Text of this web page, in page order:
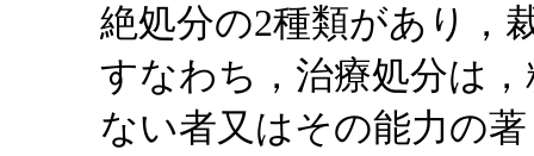
絶処分の2種類があり，
すなわち，治療処分は
ない者又はその能力の